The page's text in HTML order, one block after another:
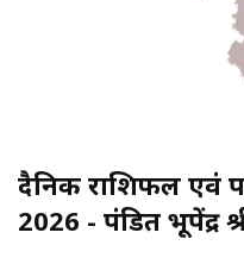
दैनिक राशिफल एवं
2026 - पंडित भूपेंद्र